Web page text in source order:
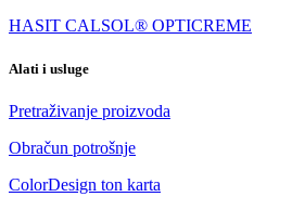
HASIT CALSOL® OPTICREME
Alati i usluge
Pretraživanje proizvoda
Obračun potrošnje
ColorDesign ton karta